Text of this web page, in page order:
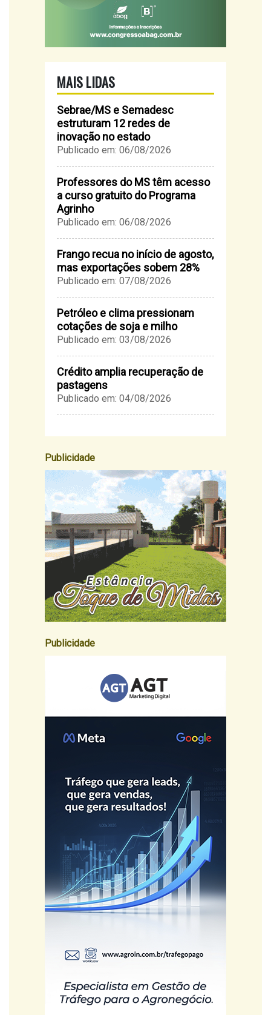
MAIS LIDAS
Sebrae/MS e Semadesc
estruturam 12 redes de
inovação no estado
Publicado em: 06/08/2026
Professores do MS têm acesso
a curso gratuito do Programa
Agrinho
Publicado em: 06/08/2026
Frango recua no início de agosto,
mas exportações sobem 28%
Publicado em: 07/08/2026
Petróleo e clima pressionam
cotações de soja e milho
Publicado em: 03/08/2026
Crédito amplia recuperação de
pastagens
Publicado em: 04/08/2026
Publicidade
Publicidade